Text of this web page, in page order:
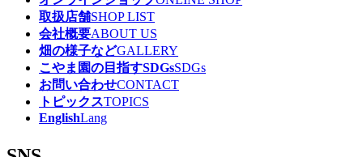
取扱店舗SHOP LIST
会社概要ABOUT US
畑の様子などGALLERY
こやま園の目指すSDGsSDGs
お問い合わせCONTACT
トピックスTOPICS
EnglishLang